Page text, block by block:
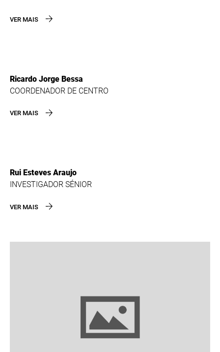
VER MAIS
Ricardo Jorge Bessa
COORDENADOR DE CENTRO
VER MAIS
Rui Esteves Araujo
INVESTIGADOR SÉNIOR
VER MAIS